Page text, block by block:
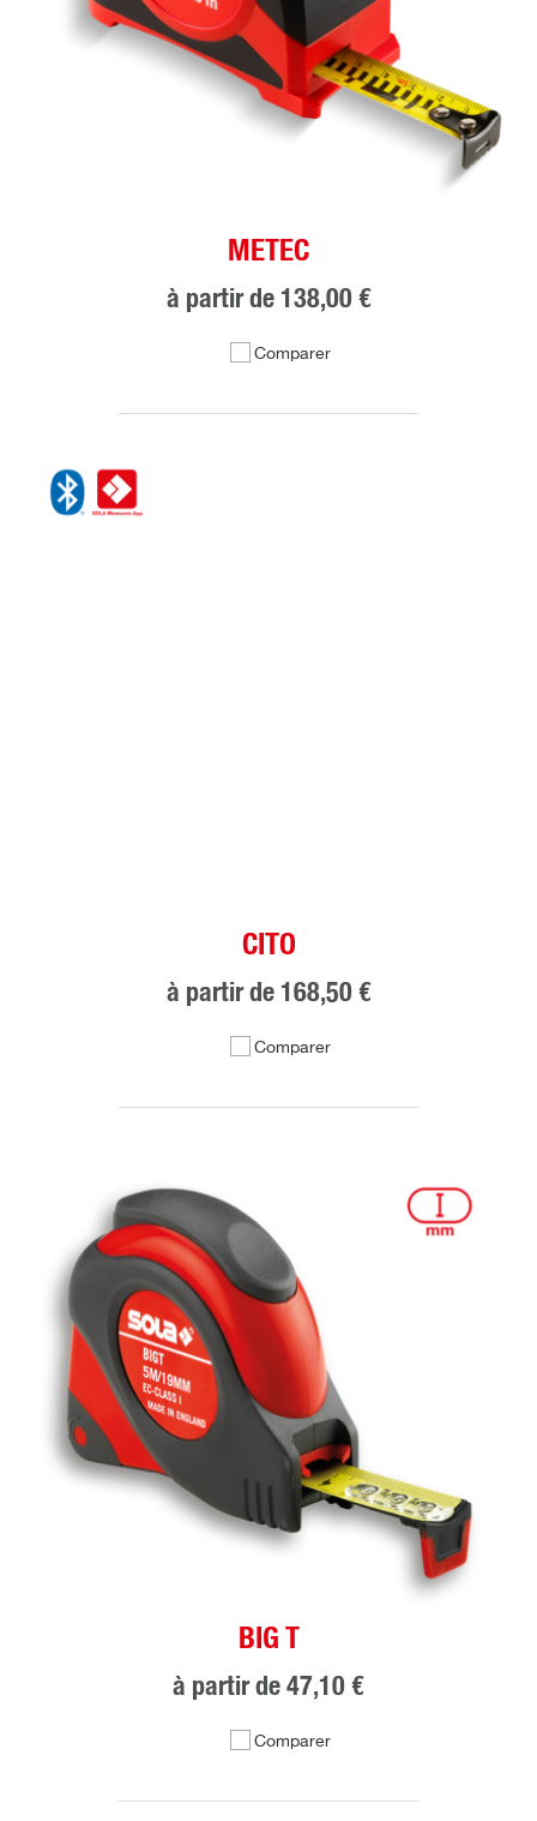
METEC
à partir de 138,00 €
Comparer
CITO
à partir de 168,50 €
Comparer
BIG T
à partir de 47,10 €
Comparer